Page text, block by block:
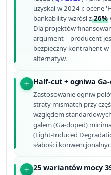
uzyskał w 2024 r. ocenę
bankability wzrósł z26%
Dla projektów
argument – producent
bezpieczny kontrahent
alternatyw.
Half-cut + ogniwa
Zastosowanie ogniw
straty mismatch przy
względem
galem (Ga-doped)
(Light-Induced
słabości
25 wariantów mocy